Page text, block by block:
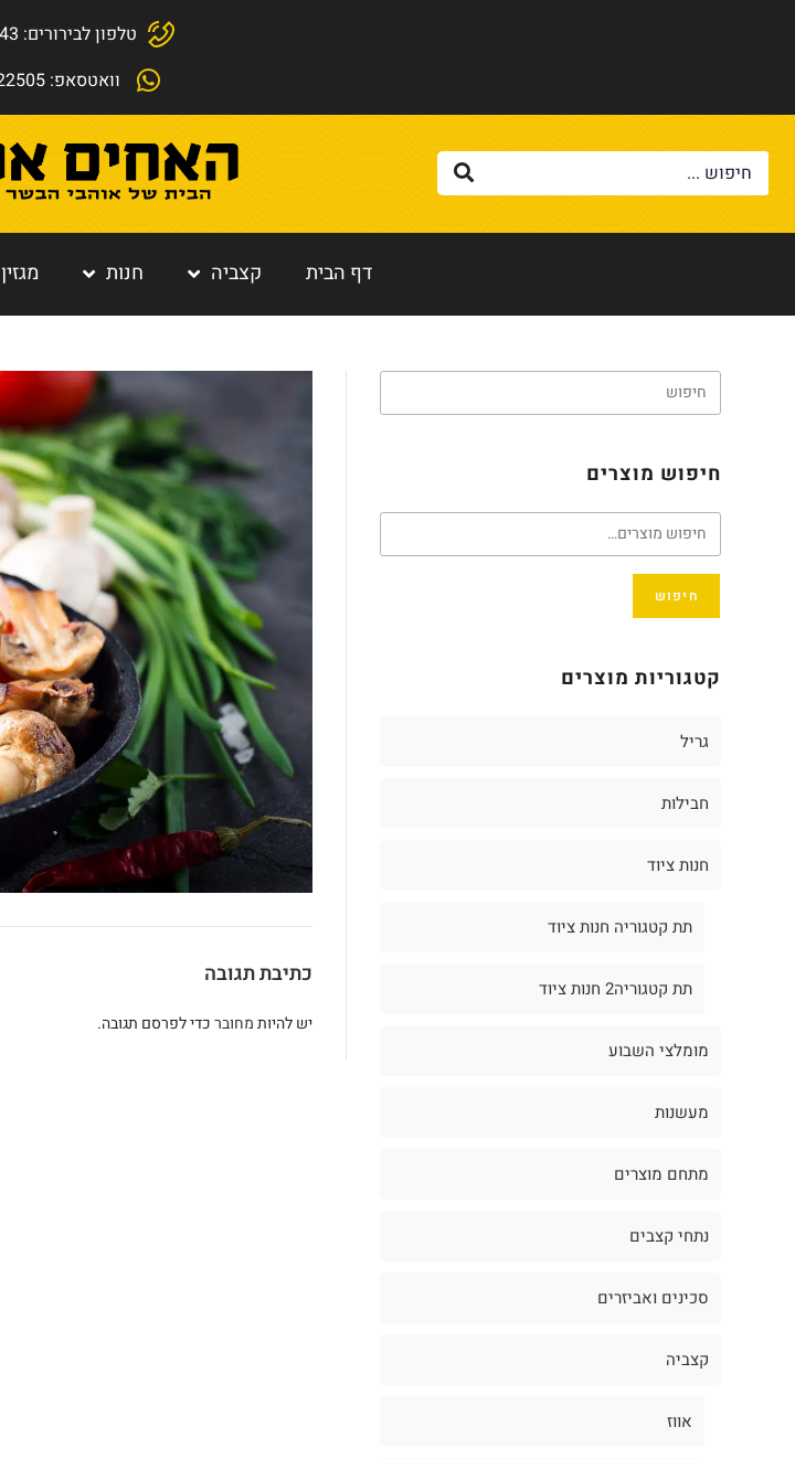
טלפון לבירורים: 03-6878643
וואטסאפ: 050-5222505
דף הבית קצביה חנות מגזין
כתיבת תגובה
יש להיותמחוברכדי לפרסם תגובה.
חיפוש מוצרים
חיפוש
קטגוריות מוצרים
גריל
חבילות
חנות ציוד
תת קטגוריה חנות ציוד
תת קטגוריה2 חנות ציוד
מומלצי השבוע
מעשנות
מתחם מוצרים
נתחי קצבים
סכינים ואביזרים
קצביה
אווז